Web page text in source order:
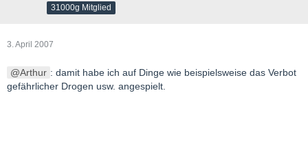
31000g Mitglied
3. April 2007
Arthur : damit habe ich auf Dinge wie beispielsweise das Verbot
gefährlicher Drogen usw. angespielt.